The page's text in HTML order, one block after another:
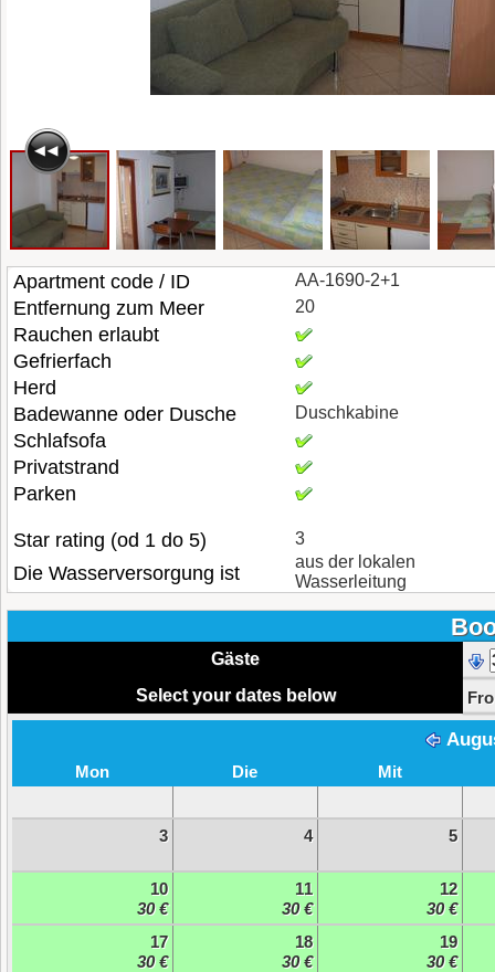
Apartment code / ID AA-1690-2+1
Entfernung zum Meer 20
Rauchen erlaubt
Gefrierfach
Herd
Badewanne oder Dusche
Duschkabine
Schlafsofa
Privatstrand
Parken
Star rating (od 1 do 5) 3
Die Wasserversorgung ist
aus der lokalen
Wasserleitung
Gäste
Select your dates below
Mon Die Mit
3 4 5
10
30 €
11
30 €
12
30 €
17
30 €
18
30 €
19
30 €